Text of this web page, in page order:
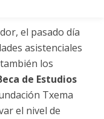
el pasado día
asistenciales
los
de Estudios
Txema
el nivel de